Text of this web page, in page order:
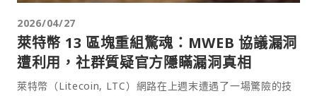
2026/04/27
萊特幣 13 區塊重組驚魂：MWEB 協議漏洞
遭利用，社群質疑官方隱瞞漏洞真相
萊特幣（Litecoin, LTC）網路在上週末遭遇了一場驚險的技